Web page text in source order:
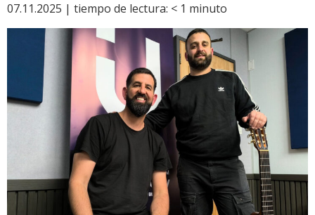
07.11.2025 | tiempo de lectura: < 1 minuto